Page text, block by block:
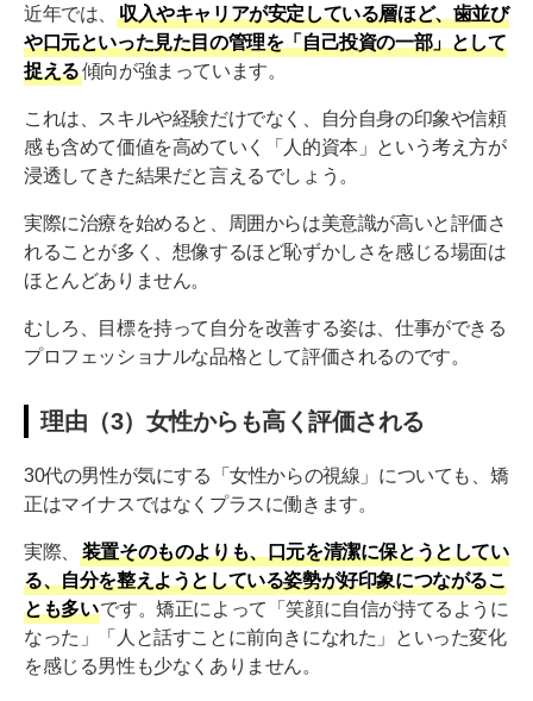
近年では、
収入やキャリアが安定している層ほど、歯並び
や口元といった見た目の管理を「自己投資の一部」として
捉える傾向が強まっています。
これは、スキルや経験だけでなく、自分自身の印象や信頼
感も含めて価値を高めていく「人的資本」という考え方が
浸透してきた結果だと言えるでしょう。
実際に治療を始めると、周囲からは美意識が高いと評価さ
れることが多く、想像するほど恥ずかしさを感じる場面は
ほとんどありません。
むしろ、目標を持って自分を改善する姿は、仕事ができる
プロフェッショナルな品格として評価されるのです。
理由（3）女性からも高く評価される
30代の男性が気にする「女性からの視線」についても、矯
正はマイナスではなくプラスに働きます。
実際、
装置そのものよりも、口元を清潔に保とうとしてい
る、自分を整えようとしている姿勢が好印象につながるこ
とも多いです。矯正によって「笑顔に自信が持てるように
なった」「人と話すことに前向きになれた」といった変化
を感じる男性も少なくありません。